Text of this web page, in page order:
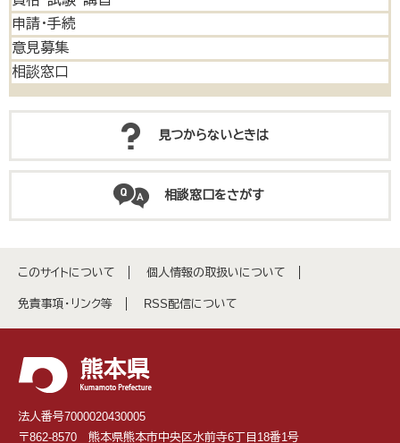
申請・手続
意見募集
相談窓口
見つからないときは
相談窓口をさがす
このサイトについて 個人情報の取扱いについて
免責事項・リンク等 RSS配信について
法人番号7000020430005
〒862-8570 熊本県熊本市中央区水前寺6丁目18番1号